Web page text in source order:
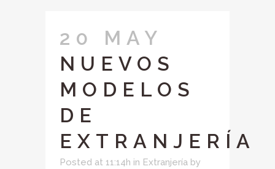
20 MAY
NUEVOS
MODELOS
DE
EXTRANJERÍA
Posted at 11:14h in Extranjería by